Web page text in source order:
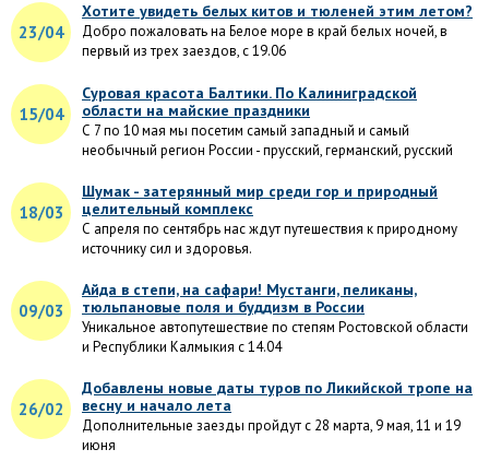
23/04
Хотите увидеть белых китов и тюленей этим летом?
Добро пожаловать на Белое море в край белых ночей, в
первый из трех заездов, с 19.06
15/04
Суровая красота Балтики. По Калиниградской
области на майские праздники
С 7 по 10 мая мы посетим самый западный и самый
необычный регион России - прусский, германский, русский
18/03
Шумак - затерянный мир среди гор и природный
целительный комплекс
С апреля по сентябрь нас ждут путешествия к природному
источнику сил и здоровья.
09/03
Айда в степи, на сафари! Мустанги, пеликаны,
тюльпановые поля и буддизм в России
Уникальное автопутешествие по степям Ростовской области
и Республики Калмыкия с 14.04
26/02
Добавлены новые даты туров по Ликийской тропе на
весну и начало лета
Дополнительные заезды пройдут с 28 марта, 9 мая, 11 и 19
июня